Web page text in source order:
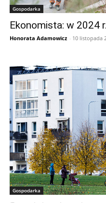
Gospodarka
Ekonomista: w 2024
Honorata Adamowicz - 10 listopada
Gospodarka